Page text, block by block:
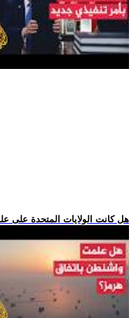
.. هل كانت الولايات المتحدة على